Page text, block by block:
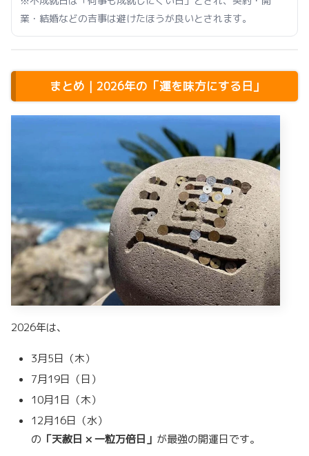
業・結婚などの吉事は避けたほうが良いとされます。
まとめ｜2026年の「運を味方にする日」
2026年は、
3月5日（木）
7月19日（日）
10月1日（木）
12月16日（水）
の 「天赦日 × 一粒万倍日」 が最強の開運日です。